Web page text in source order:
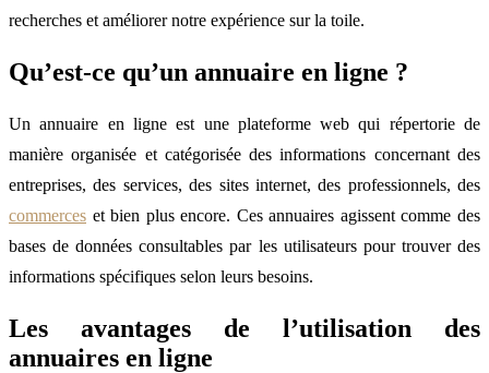
recherches et améliorer notre expérience sur la toile.
Qu’est-ce qu’un annuaire en ligne ?
Un annuaire en ligne est une plateforme web qui répertorie de
manière organisée et catégorisée des informations concernant des
entreprises, des services, des sites internet, des professionnels, des
commerces et bien plus encore. Ces annuaires agissent comme des
bases de données consultables par les utilisateurs pour trouver des
informations spécifiques selon leurs besoins.
Les avantages de l’utilisation des
annuaires en ligne